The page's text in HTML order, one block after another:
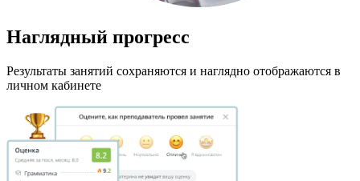
Наглядный прогресс
Результаты занятий сохраняются и наглядно отображаются в
личном кабинете